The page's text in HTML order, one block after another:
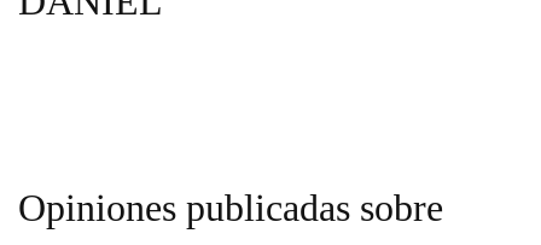
Opiniones publicadas sobre